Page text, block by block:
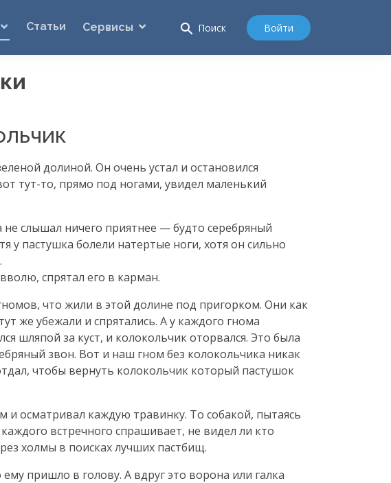
Статьи Сервисы search Поиск Войти
долиной. Он очень устал и остановился
тут-то, прямо под ногами, увидел маленький
не слышал ничего приятнее — будто серебряный
пастушка болели натертые ноги, хотя он сильно
спрятал его в карман.
что жили в этой долине под пригорком. Они как
же убежали и спрятались. А у каждого гнома
шляпой за куст, и колокольчик оторвался. Это была
звон. Вот и наш гном без колокольчика никак
чтобы вернуть колокольчик который пастушок
и осматривал каждую травинку. То собакой, пытаясь
встречного спрашивает, не видел ли кто
холмы в поисках лучших пастбищ.
пришло в голову. А вдруг это ворона или галка